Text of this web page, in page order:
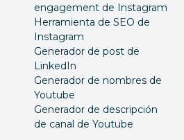
engagement de Instagram
Herramienta de SEO de
Instagram
Generador de post de
LinkedIn
Generador de nombres de
Youtube
Generador de descripción
de canal de Youtube